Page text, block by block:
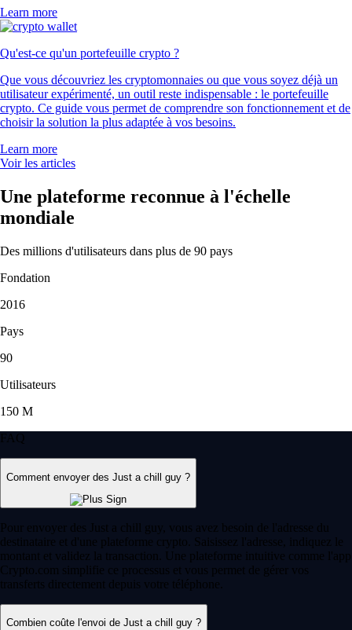
Learn more
Qu'est-ce qu'un portefeuille crypto ?
Que vous découvriez les cryptomonnaies ou que vous soyez déjà un
utilisateur expérimenté, un outil reste indispensable : le portefeuille
crypto. Ce guide vous permet de comprendre son fonctionnement et de
choisir la solution la plus adaptée à vos besoins.
Learn more
Voir les articles
Une plateforme reconnue à l'échelle
mondiale
Des millions d'utilisateurs dans plus de 90 pays
Fondation
2016
Pays
90
Utilisateurs
150 M
FAQ
Comment envoyer des Just a chill guy ?
Pour envoyer des Just a chill guy, vous avez besoin de l'adresse du
destinataire et d'une plateforme crypto. Saisissez l'adresse, indiquez le
montant et validez la transaction. Une plateforme intuitive comme l'app
Crypto.com simplifie ce processus et vous permet de gérer vos
transferts directement depuis votre téléphone.
Combien coûte l'envoi de Just a chill guy ?